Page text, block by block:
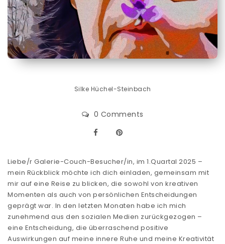
Silke Hüchel-Steinbach
0 Comments
Liebe/r Galerie-Couch-Besucher/in, im 1.Quartal 2025 –
mein Rückblick möchte ich dich einladen, gemeinsam mit
mir auf eine Reise zu blicken, die sowohl von kreativen
Momenten als auch von persönlichen Entscheidungen
geprägt war. In den letzten Monaten habe ich mich
zunehmend aus den sozialen Medien zurückgezogen –
eine Entscheidung, die überraschend positive
Auswirkungen auf meine innere Ruhe und meine Kreativität